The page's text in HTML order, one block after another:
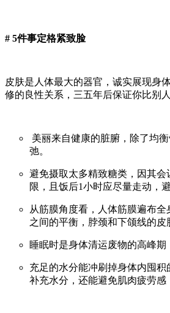
# 5件事定格紧致脸
皮肤是人体最大的器官，诚实展现身
修的良性关系，三五年后保证你比别
美丽来自健康的脏腑，除了均
弛。
避免摄取太多精致糖类，因其
限，且饭后1小时应尽量走动，
从筋膜角度看，人体筋膜遍布
之间的平衡，脖颈和下颌线的皮
睡眠时是身体清运废物的高峰
充足的水分能冲刷掉身体内囤
补充水分，还能避免肌肉疲劳感